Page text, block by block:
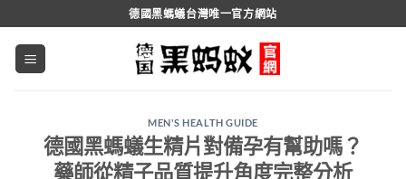
德國黑螞蟻台灣唯一官方網站
MEN'S HEALTH GUIDE
德國黑螞蟻生精片對備孕有幫助嗎？
藥師從精子品質提升角度完整分析